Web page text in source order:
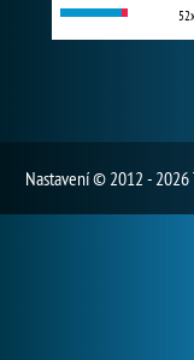
Nastavení© 2012 - 2026